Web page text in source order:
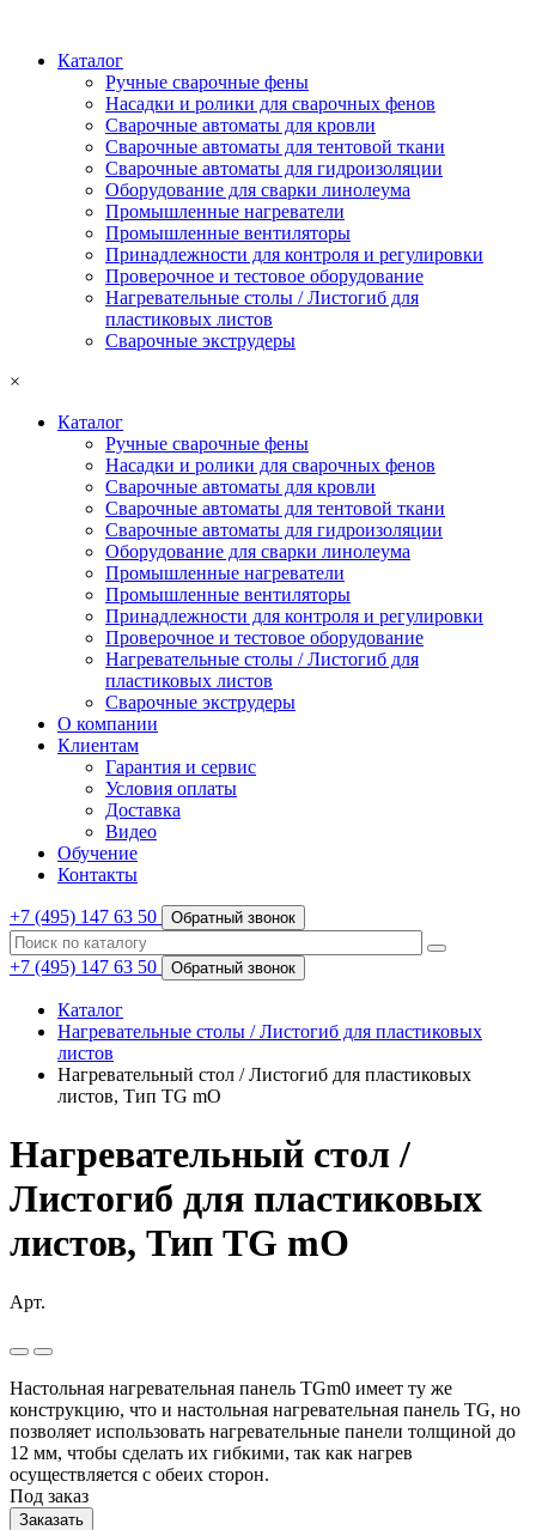
Каталог
Ручные сварочные фены
Насадки и ролики для сварочных фенов
Сварочные автоматы для кровли
Сварочные автоматы для тентовой ткани
Сварочные автоматы для гидроизоляции
Оборудование для сварки линолеума
Промышленные нагреватели
Промышленные вентиляторы
Принадлежности для контроля и регулировки
Проверочное и тестовое оборудование
Нагревательные столы / Листогиб для
пластиковых листов
Сварочные экструдеры
×
Каталог
Ручные сварочные фены
Насадки и ролики для сварочных фенов
Сварочные автоматы для кровли
Сварочные автоматы для тентовой ткани
Сварочные автоматы для гидроизоляции
Оборудование для сварки линолеума
Промышленные нагреватели
Промышленные вентиляторы
Принадлежности для контроля и регулировки
Проверочное и тестовое оборудование
Нагревательные столы / Листогиб для
пластиковых листов
Сварочные экструдеры
О компании
Клиентам
Гарантия и сервис
Условия оплаты
Доставка
Видео
Обучение
Контакты
+7 (495) 147 63 50 Обратный звонок
+7 (495) 147 63 50 Обратный звонок
Каталог
Нагревательные столы / Листогиб для пластиковых
листов
Нагревательный стол / Листогиб для пластиковых
листов, Тип TG mO
Нагревательный стол /
Листогиб для пластиковых
листов, Тип TG mO
Арт.
Настольная нагревательная панель TGm0 имеет ту же
конструкцию, что и настольная нагревательная панель TG, но
позволяет использовать нагревательные панели толщиной до
12 мм, чтобы сделать их гибкими, так как нагрев
осуществляется с обеих сторон.
Под заказ
Заказать